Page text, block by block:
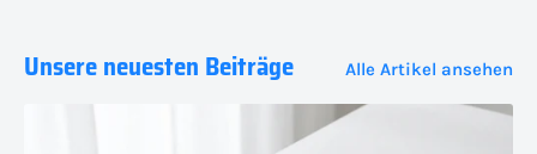
Unsere neuesten Beiträge Alle Artikel ansehen